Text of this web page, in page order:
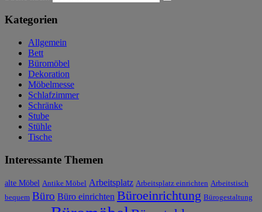
Kategorien
Allgemein
Bett
Büromöbel
Dekoration
Möbelmesse
Schlafzimmer
Schränke
Stube
Stühle
Tische
Interessante Themen
alte Möbel Antike Möbel Arbeitsplatz Arbeitsplatz einrichten Arbeitstisch
bequem Büro Büro einrichten Büroeinrichtung Bürogestaltung